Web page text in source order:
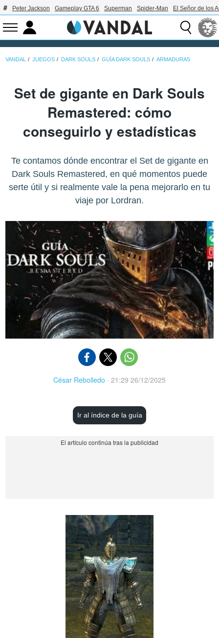
Peter Jackson Gameplay GTA 6 Superman Spider-Man El Señor de los
VANDAL JUEGOS DARK SOULS GUÍA DARK SOULS ARMADURAS
Set de gigante en Dark Souls
Remastered: cómo
conseguirlo y estadísticas
Te contamos dónde encontrar el Set de gigante en
Dark Souls Remastered, en qué momentos puede
serte útil y si realmente vale la pena mejorarlo en tu
viaje por Lordran.
César Rebolledo · 21:29 26/12/2025
Ir al índice de la guía